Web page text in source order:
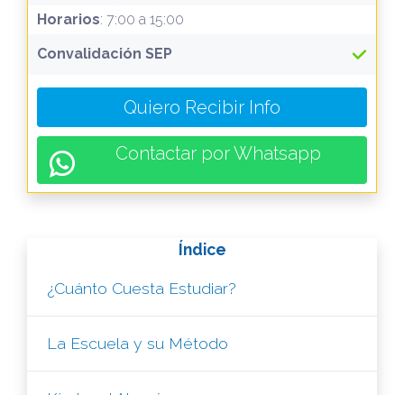
Horarios: 7:00 a 15:00
Convalidación SEP
Quiero Recibir Info
Contactar por Whatsapp
Índice
¿Cuánto Cuesta Estudiar?
La Escuela y su Método